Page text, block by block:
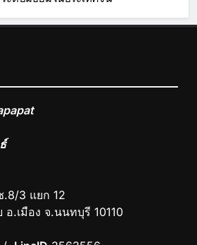
.8/3 แยก 12
.เมือง จ.นนทบุรี 10110